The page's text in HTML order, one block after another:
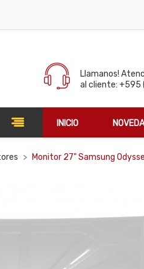
Llamanos!
al cliente: +595
INICIO
Monitor 27" Samsung